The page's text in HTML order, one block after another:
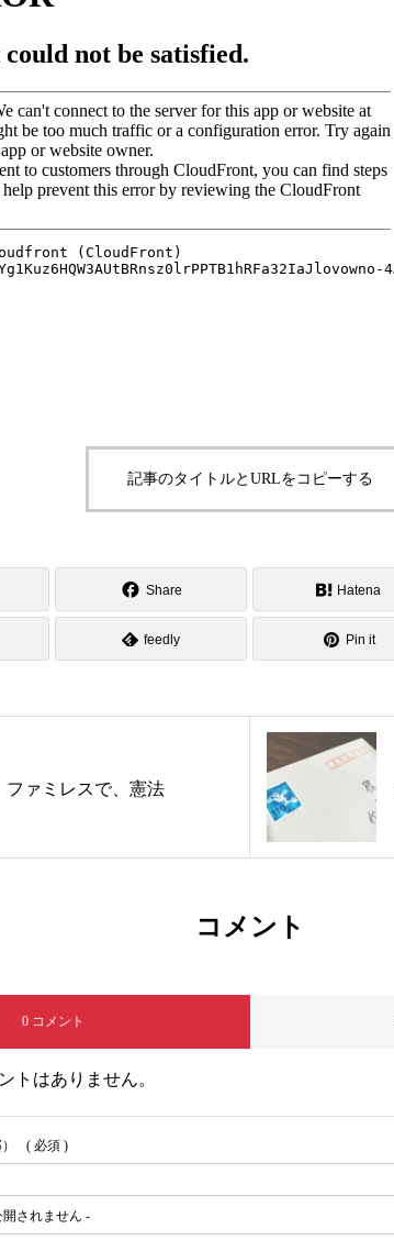
記事のタイトルとURLをコピーする
Share Hatena
feedly Pin it
ファミレスで、憲法
コメント
0 コメント
トはありません。
( 必須 )
開されません -